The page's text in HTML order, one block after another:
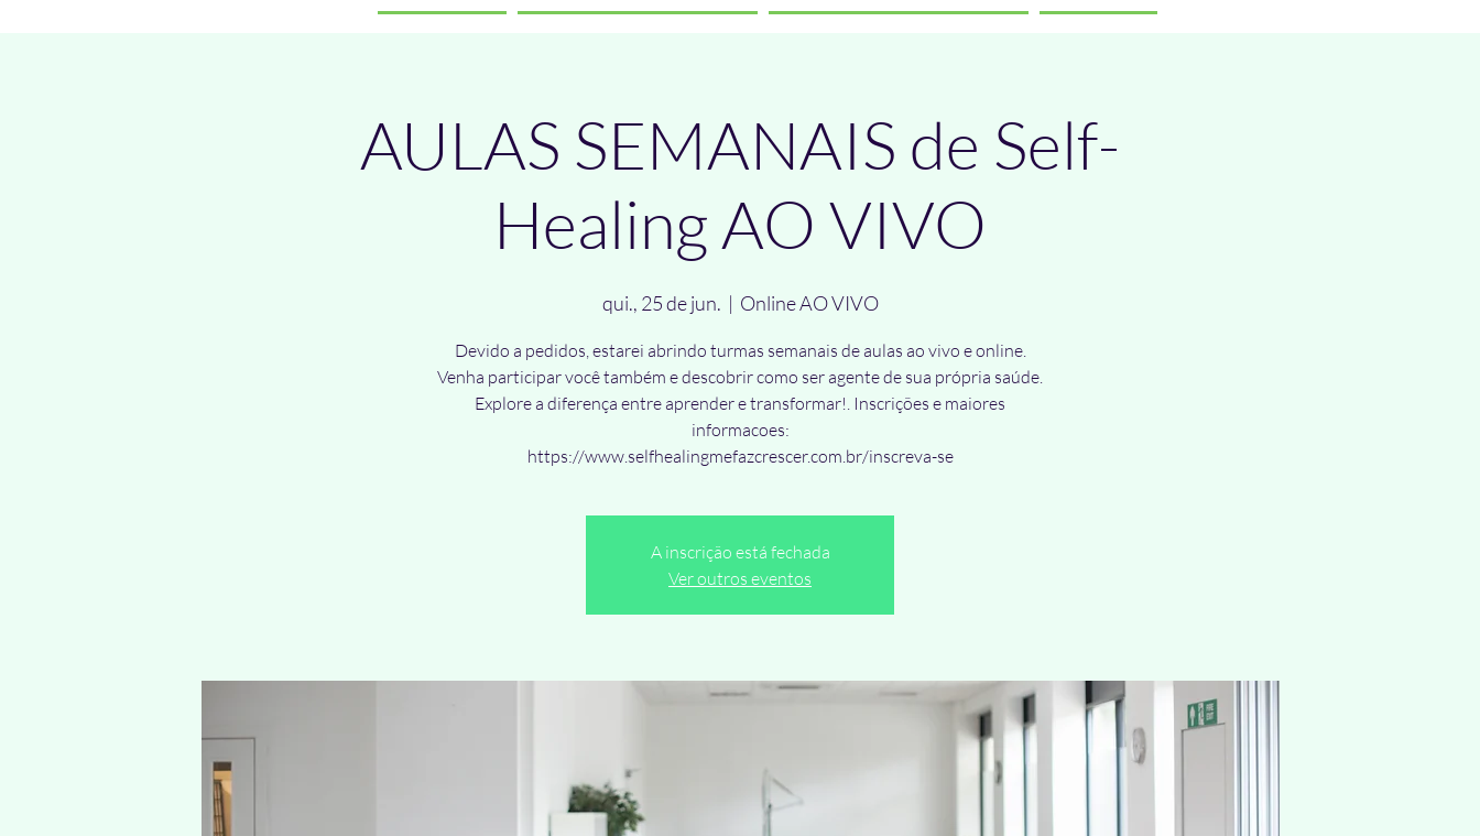
AULAS SEMANAIS de Self-
Healing AO VIVO
qui., 25 de jun.
  |
Online AO VIVO
Devido a pedidos, estarei abrindo turmas semanais de aulas ao vivo e online.
Venha participar você também e descobrir como ser agente de sua própria saúde.
Explore a diferença entre aprender e transformar!. Inscrições e maiores
informacoes:
https://www.selfhealingmefazcrescer.com.br/inscreva-se
A inscrição está fechada
Ver outros eventos